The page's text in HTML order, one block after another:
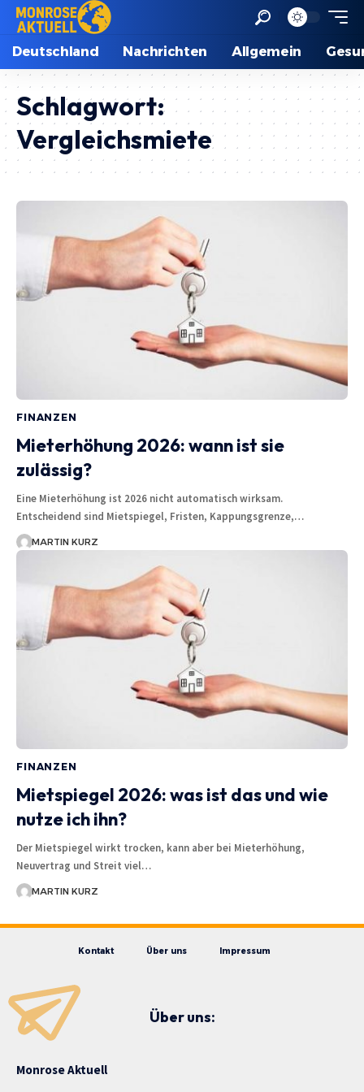
Deutschland Nachrichten Allgemein
Schlagwort:
Vergleichsmiete
FINANZEN
Mieterhöhung 2026: wann ist sie
zulässig?
Eine Mieterhöhung ist 2026 nicht automatisch wirksam.
Entscheidend sind Mietspiegel, Fristen, Kappungsgrenze,…
MARTIN KURZ
FINANZEN
Mietspiegel 2026: was ist das und wie
nutze ich ihn?
Der Mietspiegel wirkt trocken, kann aber bei Mieterhöhung,
Neuvertrag und Streit viel…
MARTIN KURZ
Kontakt Über uns Impressum
Über uns:
Monrose Aktuell